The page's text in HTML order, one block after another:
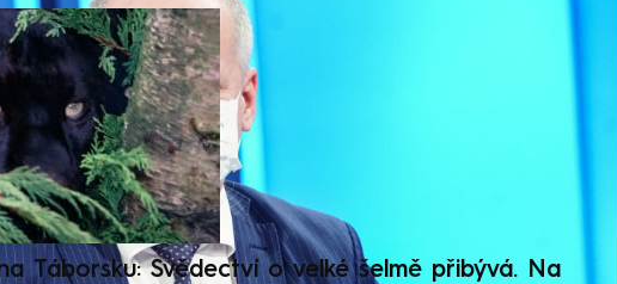
Táborsku: Svědectví o velké šelmě přibývá. Na